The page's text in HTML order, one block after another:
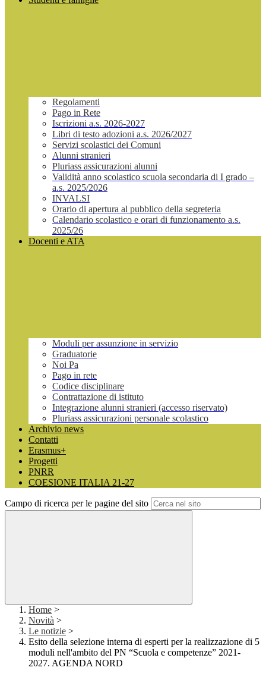
Regolamenti
Pago in Rete
Iscrizioni a.s. 2026-2027
Libri di testo adozioni a.s. 2026/2027
Servizi scolastici dei Comuni
Alunni stranieri
Pluriass assicurazioni alunni
Validità anno scolastico scuola secondaria di I grado –
a.s. 2025/2026
INVALSI
Orario di apertura al pubblico della segreteria
Calendario scolastico e orari di funzionamento a.s.
2025/26
Docenti e ATA
Moduli per assunzione in servizio
Graduatorie
Noi Pa
Pago in rete
Codice disciplinare
Contrattazione di istituto
Integrazione alunni stranieri (accesso riservato)
Pluriass assicurazioni personale scolastico
Archivio news
Contatti
Erasmus+
Progetti
PNRR
COESIONE ITALIA 21-27
Campo di ricerca per le pagine del sito
Home >
Novità >
Le notizie >
Esito della selezione interna di esperti per la realizzazione di 5
moduli nell'ambito del PN “Scuola e competenze” 2021-
2027. AGENDA NORD